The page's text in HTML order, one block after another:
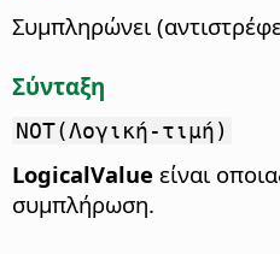
Συμπληρώνει
Σύνταξη
NOT(Λογική-τιμή)
LogicalValue είναι
συμπλήρωση.